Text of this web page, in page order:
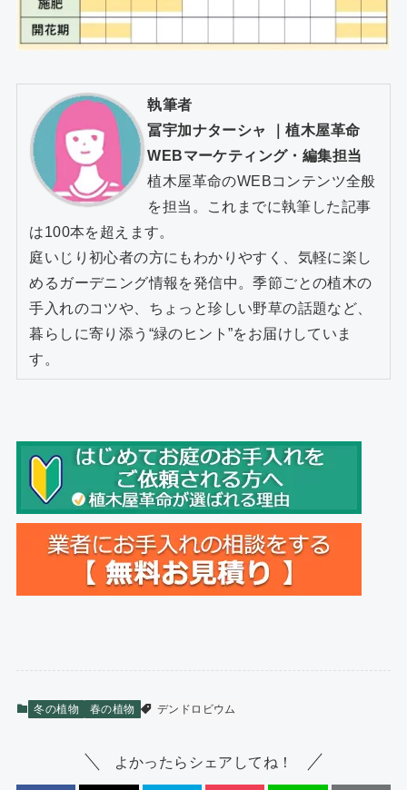
執筆者
冨宇加ナターシャ
｜植木屋革命
WEBマーケティング・編集担当
植木屋革命のWEBコンテンツ全般
を担当。これまでに執筆した記事
は100本を超えます。
庭いじり初心者の方にもわかりやすく、気軽に楽し
めるガーデニング情報を発信中。季節ごとの植木の
手入れのコツや、ちょっと珍しい野草の話題など、
暮らしに寄り添う“緑のヒント”をお届けしていま
す。
冬の植物 春の植物 デンドロビウム
よかったらシェアしてね！